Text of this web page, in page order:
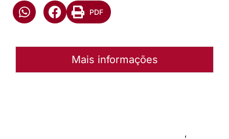
PDF
Mais informações
,